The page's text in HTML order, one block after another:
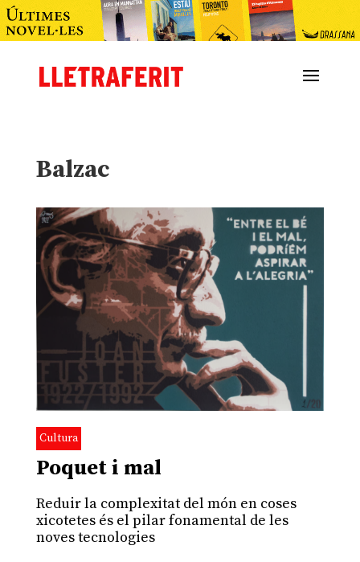
Balzac
Cultura
Poquet i mal
Reduir la complexitat del món en coses
xicotetes és el pilar fonamental de les
noves tecnologies